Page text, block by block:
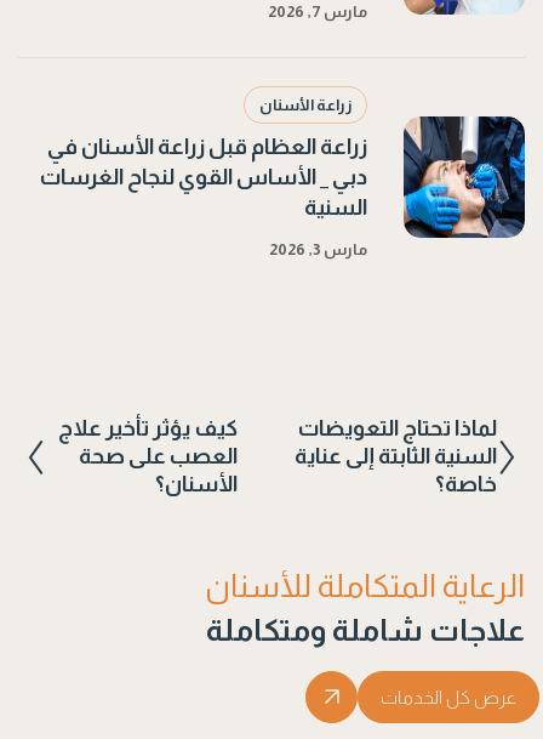
مارس 7, 2026
زراعة الأسنان
زراعة العظام قبل زراعة الأسنان في
دبي _ الأساس القوي لنجاح الغرسات
السنية
مارس 3, 2026
كيف يؤثر تأخير علاج
العصب على صحة
الأسنان؟
لماذا تحتاج التعويضات
السنية الثابتة إلى عناية
خاصة؟
الرعاية المتكاملة للأسنان
علاجات شاملة ومتكاملة
عرض كل الخدمات